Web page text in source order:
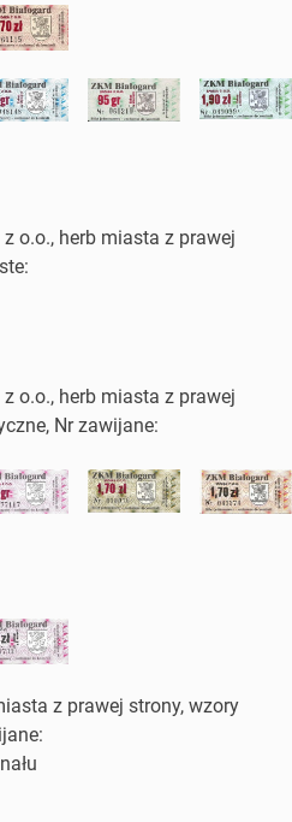
z o.o., herb miasta z prawej
z o.o., herb miasta z prawej
Nr zawijane:
z prawej strony, wzory